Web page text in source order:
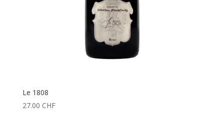
Le 1808
27.00 CHF